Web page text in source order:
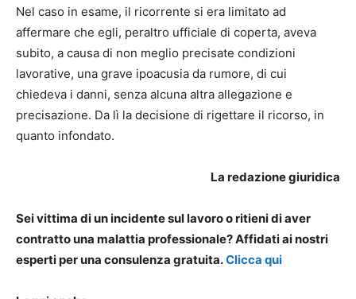
Nel caso in esame, il ricorrente si era limitato ad
affermare che egli, peraltro ufficiale di coperta, aveva
subito, a causa di non meglio precisate condizioni
lavorative, una grave ipoacusia da rumore, di cui
chiedeva i danni, senza alcuna altra allegazione e
precisazione. Da lì la decisione di rigettare il ricorso, in
quanto infondato.
La redazione giuridica
Sei vittima di un incidente sul lavoro o ritieni di aver
contratto una malattia professionale? Affidati ai nostri
esperti per una consulenza gratuita.Clicca qui